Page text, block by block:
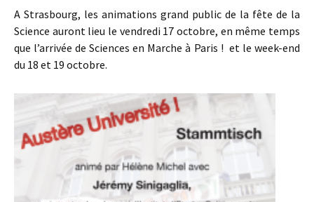
A Strasbourg, les animations grand public de la fête de la
Science auront lieu le vendredi 17 octobre, en même temps
que l’arrivée de Sciences en Marche à Paris ! et le week-end
du 18 et 19 octobre.